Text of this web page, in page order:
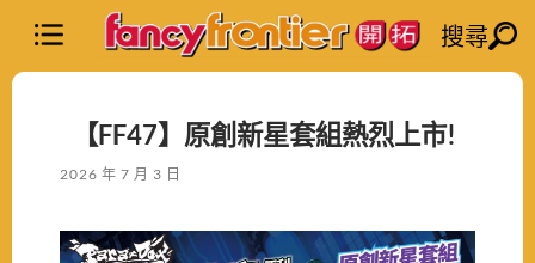
搜尋
【FF47】原創新星套組熱烈上市!
2026 年 7 月 3 日